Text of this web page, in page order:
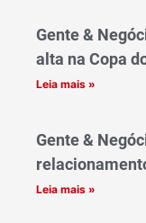
Gente &
alta na Copa
Leia mais »
Gente &
Leia mais »